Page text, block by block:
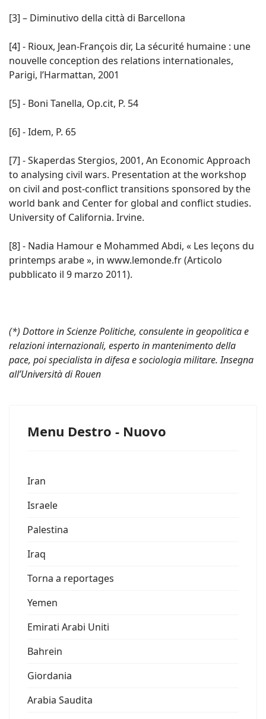
[3] – Diminutivo della città di Barcellona
[4] - Rioux, Jean-François dir, La sécurité humaine : une
nouvelle conception des relations internationales,
Parigi, l’Harmattan, 2001
[5] - Boni Tanella, Op.cit, P. 54
[6] - Idem, P. 65
[7] - Skaperdas Stergios, 2001, An Economic Approach
to analysing civil wars. Presentation at the workshop
on civil and post-conflict transitions sponsored by the
world bank and Center for global and conflict studies.
University of California. Irvine.
[8] - Nadia Hamour e Mohammed Abdi, « Les leçons du
printemps arabe », in www.lemonde.fr (Articolo
pubblicato il 9 marzo 2011).
(*) Dottore in Scienze Politiche, consulente in geopolitica e
relazioni internazionali, esperto in mantenimento della
pace, poi specialista in difesa e sociologia militare. Insegna
all’Università di Rouen
Menu Destro - Nuovo
Iran
Israele
Palestina
Iraq
Torna a reportages
Yemen
Emirati Arabi Uniti
Bahrein
Giordania
Arabia Saudita